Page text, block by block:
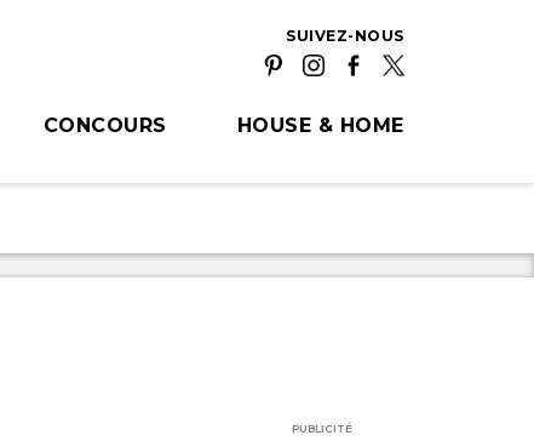
SUIVEZ-NOUS
CONCOURS HOUSE & HOME
PUBLICITÉ